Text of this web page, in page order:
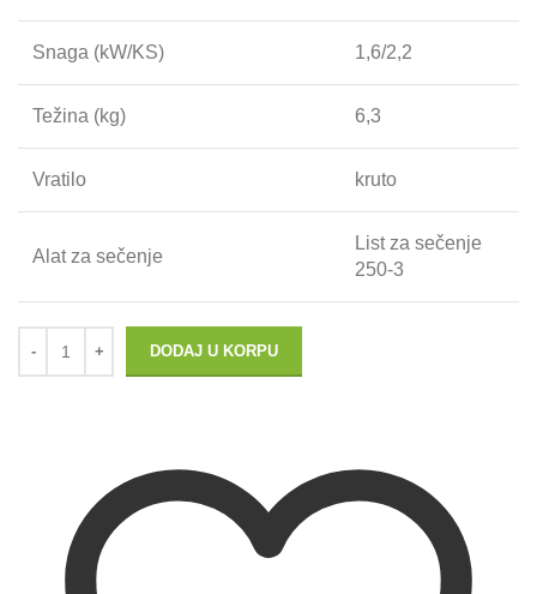
Snaga (kW/KS) 1,6/2,2
Težina (kg) 6,3
Vratilo kruto
Alat za sečenje
List za sečenje
250-3
DODAJ U KORPU